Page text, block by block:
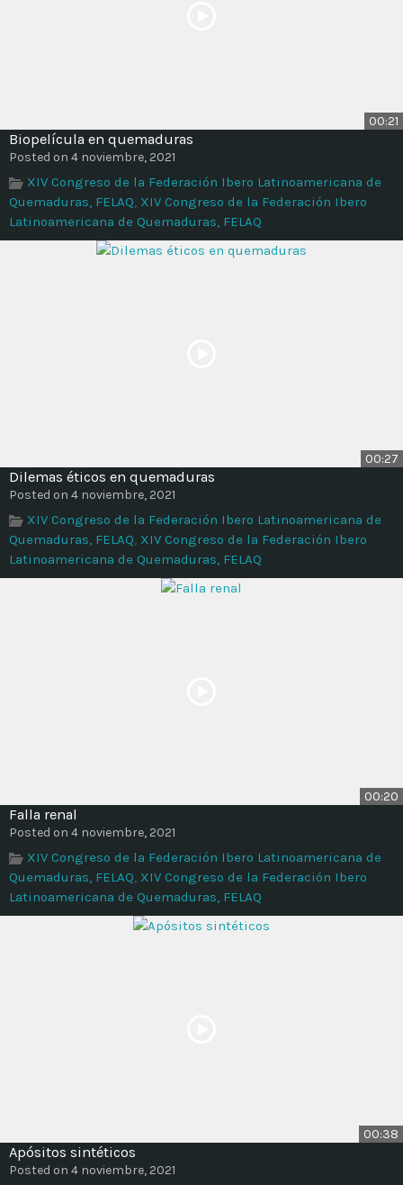
00:21
Biopelícula en quemaduras
Posted on 4 noviembre, 2021
XIV Congreso de la Federación Ibero Latinoamericana de
Quemaduras, FELAQ, XIV Congreso de la Federación Ibero
Latinoamericana de Quemaduras, FELAQ
00:27
Dilemas éticos en quemaduras
Posted on 4 noviembre, 2021
XIV Congreso de la Federación Ibero Latinoamericana de
Quemaduras, FELAQ, XIV Congreso de la Federación Ibero
Latinoamericana de Quemaduras, FELAQ
00:20
Falla renal
Posted on 4 noviembre, 2021
XIV Congreso de la Federación Ibero Latinoamericana de
Quemaduras, FELAQ, XIV Congreso de la Federación Ibero
Latinoamericana de Quemaduras, FELAQ
00:38
Apósitos sintéticos
Posted on 4 noviembre, 2021